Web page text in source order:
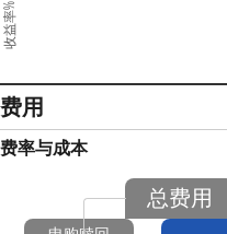
收益率%
费用
费率与成本
总费用